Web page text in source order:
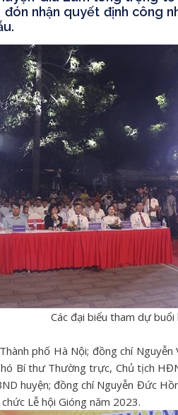
đón nhận quyết định công
Các đại biểu tham dự buổi
phố Hà Nội; đồng chí
Bí thư Thường trực, Chủ tịch
huyện; đồng chí Nguyễn Đức
Lễ hội Gióng năm 2023.